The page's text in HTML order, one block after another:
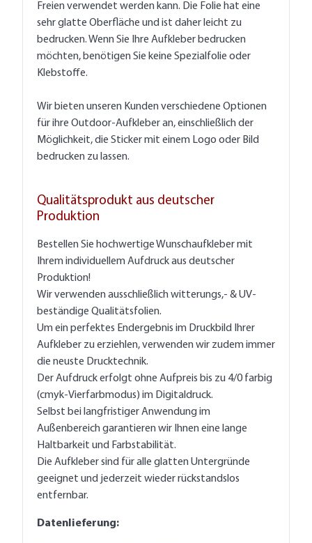
Freien verwendet werden kann. Die Folie hat eine
sehr glatte Oberfläche und ist daher leicht zu
bedrucken. Wenn Sie Ihre Aufkleber bedrucken
möchten, benötigen Sie keine Spezialfolie oder
Klebstoffe.
Wir bieten unseren Kunden verschiedene Optionen
für ihre Outdoor-Aufkleber an, einschließlich der
Möglichkeit, die Sticker mit einem Logo oder Bild
bedrucken zu lassen.
Qualitätsprodukt aus deutscher
Produktion
Bestellen Sie hochwertige Wunschaufkleber mit
Ihrem individuellem Aufdruck aus deutscher
Produktion!
Wir verwenden ausschließlich witterungs,- & UV-
beständige Qualitätsfolien.
Um ein perfektes Endergebnis im Druckbild Ihrer
Aufkleber zu erziehlen, verwenden wir zudem immer
die neuste Drucktechnik.
Der Aufdruck erfolgt ohne Aufpreis bis zu 4/0 farbig
(cmyk-Vierfarbmodus) im Digitaldruck.
Selbst bei langfristiger Anwendung im
Außenbereich garantieren wir Ihnen eine lange
Haltbarkeit und Farbstabilität.
Die Aufkleber sind für alle glatten Untergründe
geeignet und jederzeit wieder rückstandslos
entfernbar.
Datenlieferung: